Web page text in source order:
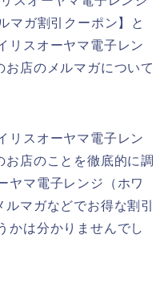
マガ割引クーポン】と
リスオーヤマ電子レン
店のメルマガについて
リスオーヤマ電子レン
店のことを徹底的に調
ヤマ電子レンジ（ホワ
マガなどでお得な割引
かは分かりませんでし